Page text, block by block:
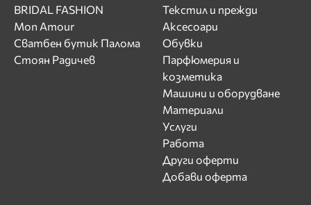
BRIDAL FASHION
Mon Amour
Сватбен бутик Палома
Стоян Радичев
Текстил и прежди
Аксесоари
Обувки
Парфюмерия и
козметика
Машини и оборудване
Материали
Услуги
Работа
Други оферти
Добави оферта